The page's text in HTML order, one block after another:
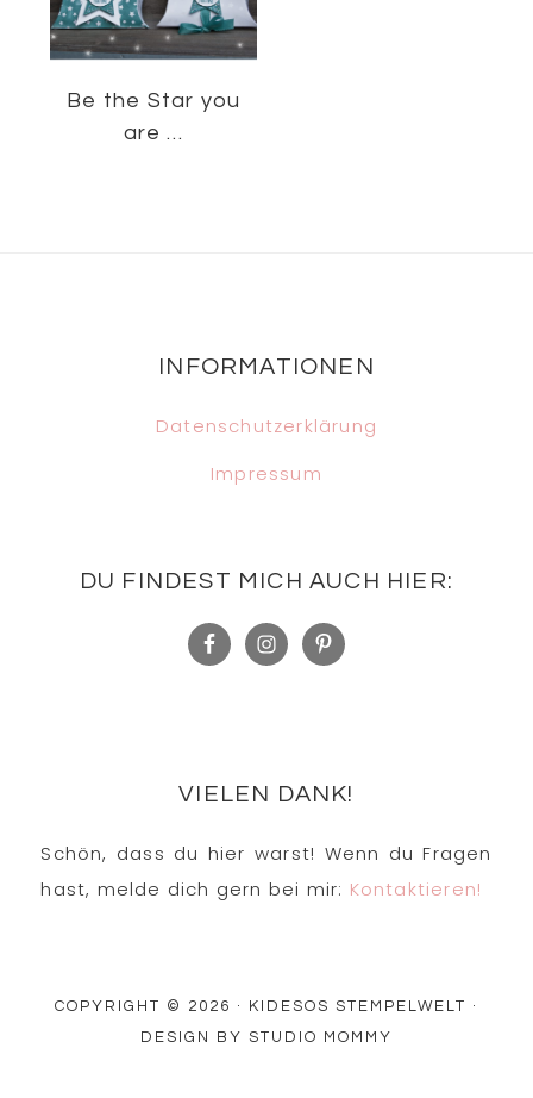
Be the Star you
are …
INFORMATIONEN
Datenschutzerklärung
Impressum
DU FINDEST MICH AUCH HIER:
VIELEN DANK!
Schön, dass du hier warst! Wenn du Fragen
hast, melde dich gern bei mir: Kontaktieren!
COPYRIGHT © 2026 · KIDESOS STEMPELWELT ·
DESIGN BY STUDIO MOMMY